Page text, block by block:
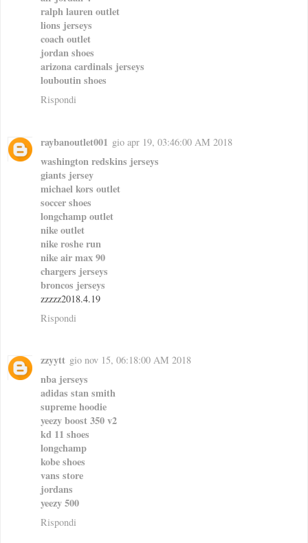
ralph lauren outlet
lions jerseys
coach outlet
jordan shoes
arizona cardinals jerseys
louboutin shoes
Rispondi
raybanoutlet001 gio apr 19, 03:46:00 AM 2018
washington redskins jerseys
giants jersey
michael kors outlet
soccer shoes
longchamp outlet
nike outlet
nike roshe run
nike air max 90
chargers jerseys
broncos jerseys
zzzzz2018.4.19
Rispondi
zzyytt gio nov 15, 06:18:00 AM 2018
nba jerseys
adidas stan smith
supreme hoodie
yeezy boost 350 v2
kd 11 shoes
longchamp
kobe shoes
vans store
jordans
yeezy 500
Rispondi